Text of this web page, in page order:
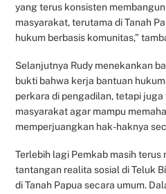
yang terus konsisten
masyarakat, terutama di Tanah
hukum berbasis komunitas,”
Selanjutnya Rudy menekankan
bukti bahwa kerja bantuan
perkara di pengadilan, tetapi
masyarakat agar mampu
memperjuangkan hak-haknya
Terlebih lagi Pemkab masih terus
tantangan realita sosial di Teluk
di Tanah Papua secara umum.